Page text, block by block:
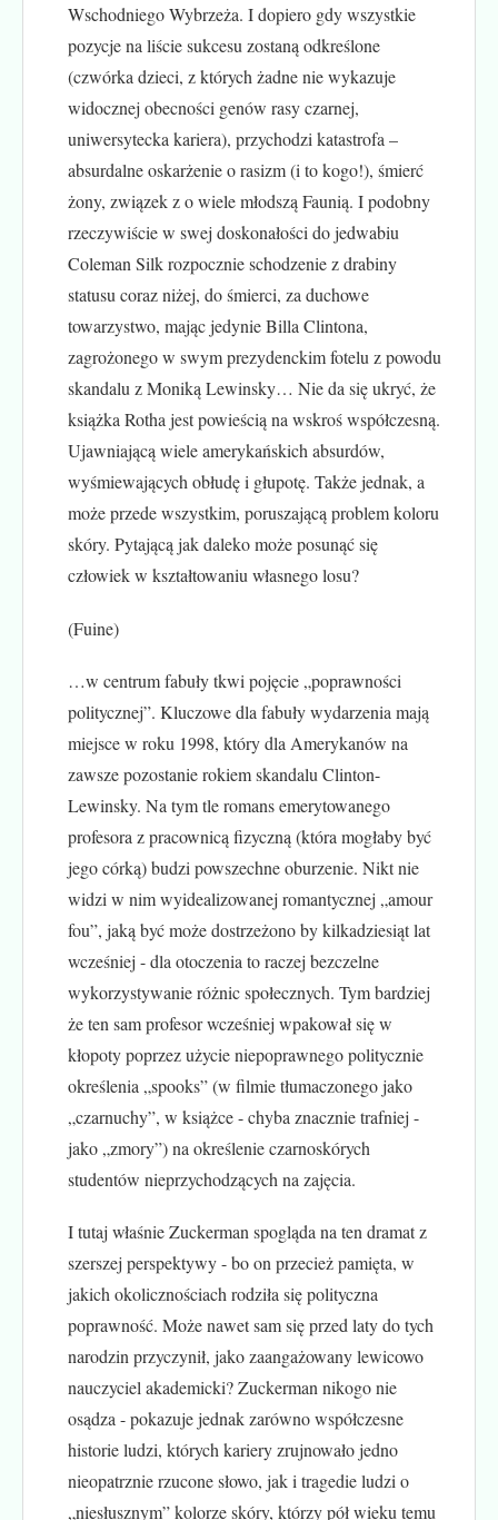
Wschodniego Wybrzeża. I dopiero gdy wszystkie
pozycje na liście sukcesu zostaną odkreślone
(czwórka dzieci, z których żadne nie wykazuje
widocznej obecności genów rasy czarnej,
uniwersytecka kariera), przychodzi katastrofa –
absurdalne oskarżenie o rasizm (i to kogo!), śmierć
żony, związek z o wiele młodszą Faunią. I podobny
rzeczywiście w swej doskonałości do jedwabiu
Coleman Silk rozpocznie schodzenie z drabiny
statusu coraz niżej, do śmierci, za duchowe
towarzystwo, mając jedynie Billa Clintona,
zagrożonego w swym prezydenckim fotelu z powodu
skandalu z Moniką Lewinsky… Nie da się ukryć, że
książka Rotha jest powieścią na wskroś współczesną.
Ujawniającą wiele amerykańskich absurdów,
wyśmiewających obłudę i głupotę. Także jednak, a
może przede wszystkim, poruszającą problem koloru
skóry. Pytającą jak daleko może posunąć się
człowiek w kształtowaniu własnego losu?
(Fuine)
…w centrum fabuły tkwi pojęcie „poprawności
politycznej”. Kluczowe dla fabuły wydarzenia mają
miejsce w roku 1998, który dla Amerykanów na
zawsze pozostanie rokiem skandalu Clinton-
Lewinsky. Na tym tle romans emerytowanego
profesora z pracownicą fizyczną (która mogłaby być
jego córką) budzi powszechne oburzenie. Nikt nie
widzi w nim wyidealizowanej romantycznej „amour
fou”, jaką być może dostrzeżono by kilkadziesiąt lat
wcześniej - dla otoczenia to raczej bezczelne
wykorzystywanie różnic społecznych. Tym bardziej
że ten sam profesor wcześniej wpakował się w
kłopoty poprzez użycie niepoprawnego politycznie
określenia „spooks” (w filmie tłumaczonego jako
„czarnuchy”, w książce - chyba znacznie trafniej -
jako „zmory”) na określenie czarnoskórych
studentów nieprzychodzących na zajęcia.
I tutaj właśnie Zuckerman spogląda na ten dramat z
szerszej perspektywy - bo on przecież pamięta, w
jakich okolicznościach rodziła się polityczna
poprawność. Może nawet sam się przed laty do tych
narodzin przyczynił, jako zaangażowany lewicowo
nauczyciel akademicki? Zuckerman nikogo nie
osądza - pokazuje jednak zarówno współczesne
historie ludzi, których kariery zrujnowało jedno
nieopatrznie rzucone słowo, jak i tragedie ludzi o
„niesłusznym” kolorze skóry, którzy pół wieku temu